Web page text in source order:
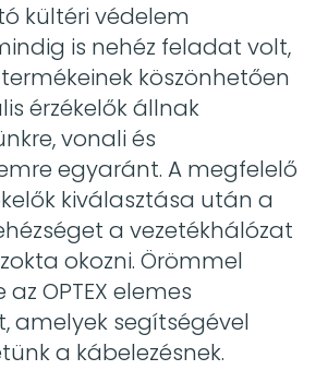
kültéri védelem
is nehéz feladat volt,
termékeinek köszönhetően
érzékelők állnak
vonali és
egyaránt. A megfelelő
kiválasztása után a
a vezetékhálózat
okozni. Örömmel
OPTEX elemes
amelyek segítségével
a kábelezésnek.